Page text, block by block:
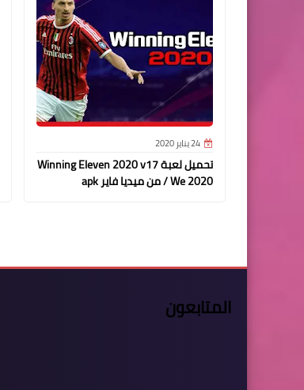
24 يناير 2020
تحميل لعبة Winning Eleven 2020 v17
/ We 2020 من ميديا فاير apk
المتابعون